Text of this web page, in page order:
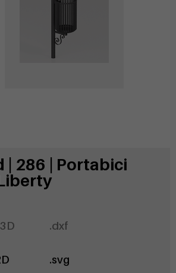
| 286 | Portabici
.dxf
.svg